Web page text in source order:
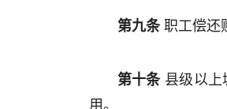
第九条职工偿还
第十条 县级以上
用。